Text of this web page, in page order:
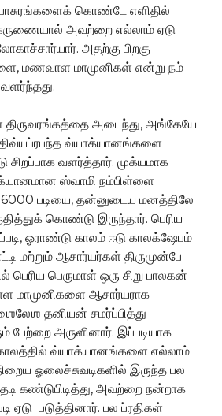
கொண்டே எளிதில்
அவற்றை எல்லாம் ஏடு
அதற்கு பிறகு
மணவாள மாமுனிகள் என்று நம்
அடைந்து, அங்கேயே
வ்யாக்யானங்களை
வளர்த்தார். முக்யமாக
ஸ்வாமி நம்பிள்ளை
படியை, தன்னுடைய மனத்திலே
கொண்டு இருந்தார். பெரிய
ஓராண்டு காலம் ஈடு காலக்ஷேபம்
மற்றும் ஆசார்யர்கள் திருமுன்பே
பெரிய பெருமாள் ஒரு சிறு பாலகன்
மாமுனிகளை ஆசார்யராக
தனியன் சமர்ப்பித்து
பேற்றை அருளினார். இப்படியாக
வ்யாக்யானங்களை எல்லாம்
ஓலைச்சுவடிகளில் இருந்த பல
கண்டுபிடித்து, அவற்றை நன்றாக
ஏடு படுத்தினார். பல ப்ரதிகள்